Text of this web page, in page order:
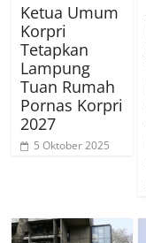
Ketua Umum
Korpri
Tetapkan
Lampung
Tuan Rumah
Pornas Korpri
2027
5 Oktober 2025